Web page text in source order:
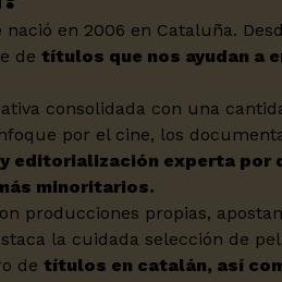
en 2006 en Cataluña.
detítulos que nos ayudan a
consolidada con una
por el cine, los
editorialización experta
minoritarios.
producciones propias,
la cuidada selección de
detítulos en catalán, así